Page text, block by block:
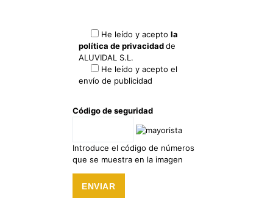
He leído y acepto la
política de privacidadde
ALUVIDAL S.L.
He leído y acepto el
envío de publicidad
Código de seguridad
Introduce el código de números
que se muestra en la imagen